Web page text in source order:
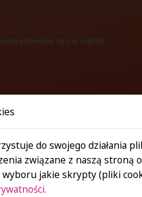
do swojego działania
związane z naszą stroną
wyboru jakie skrypty (pliki